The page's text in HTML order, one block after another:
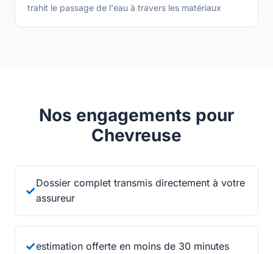
trahit le passage de l'eau à travers les matériaux
Nos engagements pour
Chevreuse
✓
Dossier complet transmis directement à votre
assureur
✓estimation offerte en moins de 30 minutes